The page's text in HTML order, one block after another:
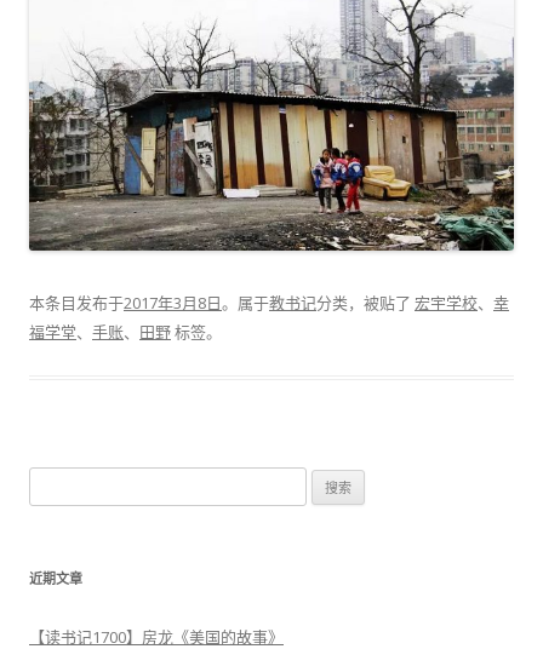
本条目发布于2017年3月8日。属于教书记分类，被贴了 宏宇学校、 幸
福学堂、 手账、 田野标签。
索
近期文章
【读书记1700】房龙《美国的故事》